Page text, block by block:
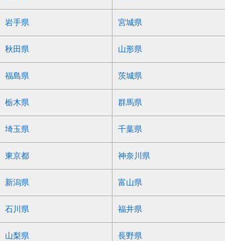
岩手県 宮城県
秋田県 山形県
福島県 茨城県
栃木県 群馬県
埼玉県 千葉県
東京都 神奈川県
新潟県 富山県
石川県 福井県
山梨県 長野県